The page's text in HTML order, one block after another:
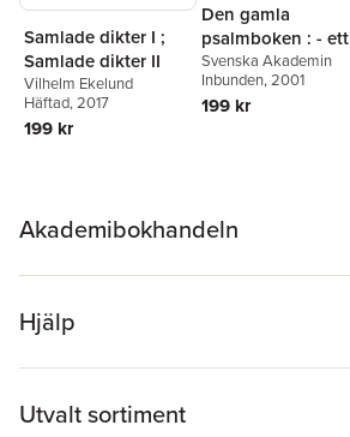
Samlade dikter I ;
Samlade dikter II
Vilhelm Ekelund
Häftad, 2017
199 kr
Den gamla
psalmboken : - ett
urval ur 1695, 1819
och 1937 års
psalmböcker
Svenska Akademin
Inbunden, 2001
199 kr
Akademibokhandeln
Hjälp
Utvalt sortiment